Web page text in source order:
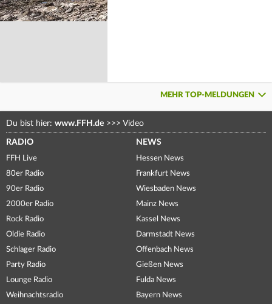
MEHR TOP-MELDUNGEN
Du bist hier: www.FFH.de >>> Video
RADIO
FFH Live
80er Radio
90er Radio
2000er Radio
Rock Radio
Oldie Radio
Schlager Radio
Party Radio
Lounge Radio
Weihnachtsradio
NEWS
Hessen News
Frankfurt News
Wiesbaden News
Mainz News
Kassel News
Darmstadt News
Offenbach News
Gießen News
Fulda News
Bayern News